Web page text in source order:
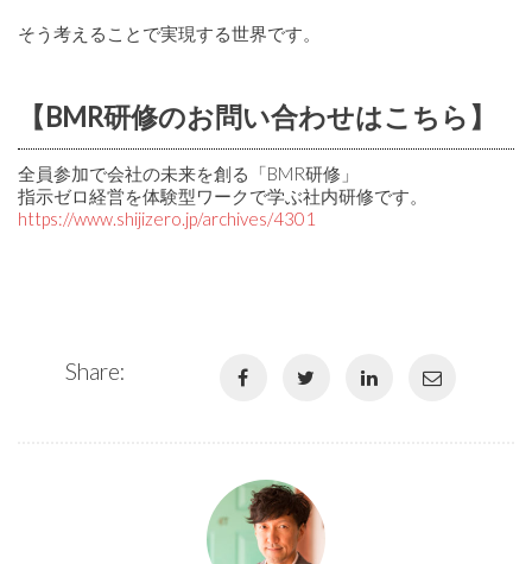
そう考えることで実現する世界です。
【BMR研修のお問い合わせはこちら】
全員参加で会社の未来を創る「BMR研修」
指示ゼロ経営を体験型ワークで学ぶ社内研修です。
https://www.shijizero.jp/archives/4301
Share: